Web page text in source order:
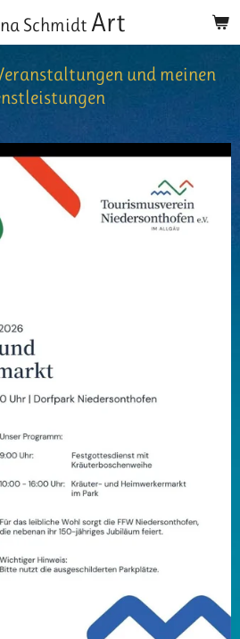
Schmidt Art
und meinen